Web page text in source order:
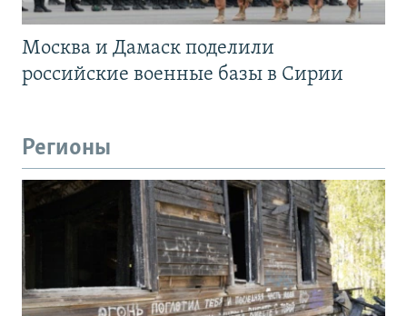
Москва и Дамаск поделили
российские военные базы в Сирии
Регионы